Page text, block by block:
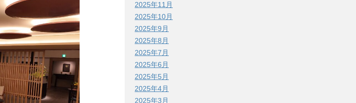
2025年11月
2025年10月
2025年9月
2025年8月
2025年7月
2025年6月
2025年5月
2025年4月
2025年3月